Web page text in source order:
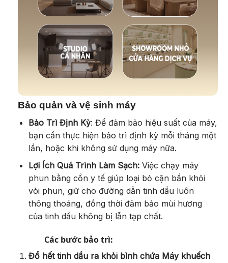
Bảo quản và vệ sinh máy
Bảo Trì Định Kỳ: Để đảm bảo hiệu suất của máy,
bạn cần thực hiện bảo trì định kỳ mỗi tháng một
lần, hoặc khi không sử dụng máy nữa.
Lợi Ích Quá Trình Làm Sạch:Việc chạy máy
phun bằng cồn y tế giúp loại bỏ cặn bẩn khỏi
vòi phun, giữ cho đường dẫn tinh dầu luôn
thông thoáng, đồng thời đảm bảo mùi hương
của tinh dầu không bị lẫn tạp chất.
Các bước bảo trì:
Đổ hết tinh dầu ra khỏi bình chứa Máy khuếch